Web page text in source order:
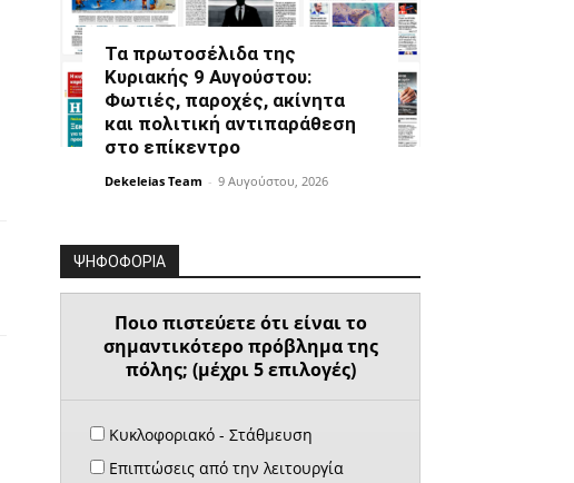
Τα πρωτοσέλιδα της
Κυριακής 9 Αυγούστου:
Φωτιές, παροχές, ακίνητα
και πολιτική αντιπαράθεση
στο επίκεντρο
Dekeleias Team - 9 Αυγούστου, 2026
ΨΗΦΟΦΟΡΙΑ
Ποιο πιστεύετε ότι είναι το
σημαντικότερο πρόβλημα της
πόλης; (μέχρι 5 επιλογές)
Κυκλοφοριακό - Στάθμευση
Επιπτώσεις από την λειτουργία